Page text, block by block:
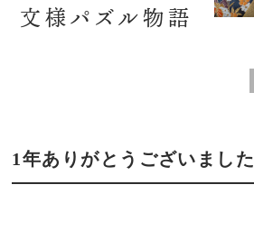
文様パズル物語
1年ありがとうございました